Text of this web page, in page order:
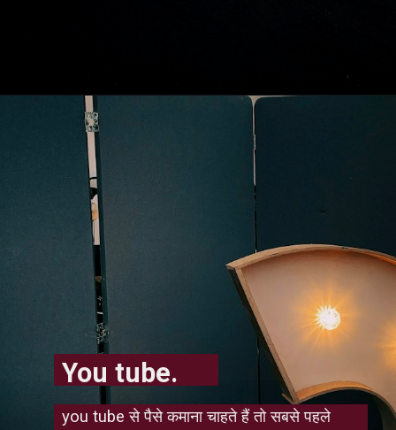
you tube से पैसे कमाना चाहते हैं तो सबसे पहले
You tube.